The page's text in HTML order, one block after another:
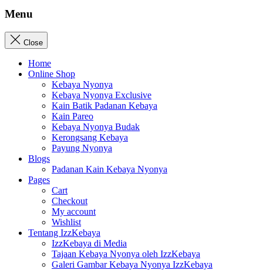
Menu
Close
Home
Online Shop
Kebaya Nyonya
Kebaya Nyonya Exclusive
Kain Batik Padanan Kebaya
Kain Pareo
Kebaya Nyonya Budak
Kerongsang Kebaya
Payung Nyonya
Blogs
Padanan Kain Kebaya Nyonya
Pages
Cart
Checkout
My account
Wishlist
Tentang IzzKebaya
IzzKebaya di Media
Tajaan Kebaya Nyonya oleh IzzKebaya
Galeri Gambar Kebaya Nyonya IzzKebaya